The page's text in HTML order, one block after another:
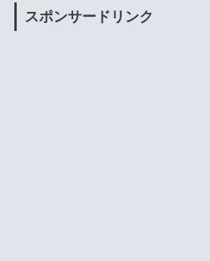
スポンサードリンク